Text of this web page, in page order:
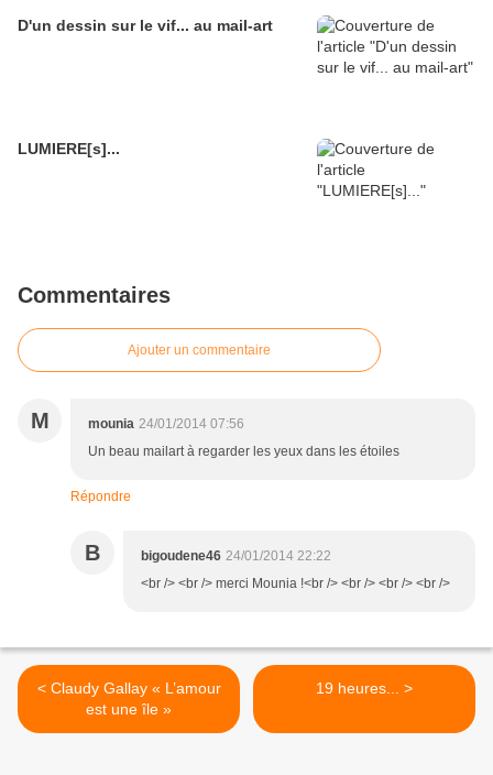
D'un dessin sur le vif... au mail-art
LUMIERE[s]...
Commentaires
Ajouter un commentaire
M mounia 24/01/2014 07:56
Un beau mailart à regarder les yeux dans les étoiles
Répondre
B bigoudene46 24/01/2014 22:22
<br /> <br /> merci Mounia !<br /> <br /> <br /> <br />
< Claudy Gallay « L’amour
est une île »
19 heures... >